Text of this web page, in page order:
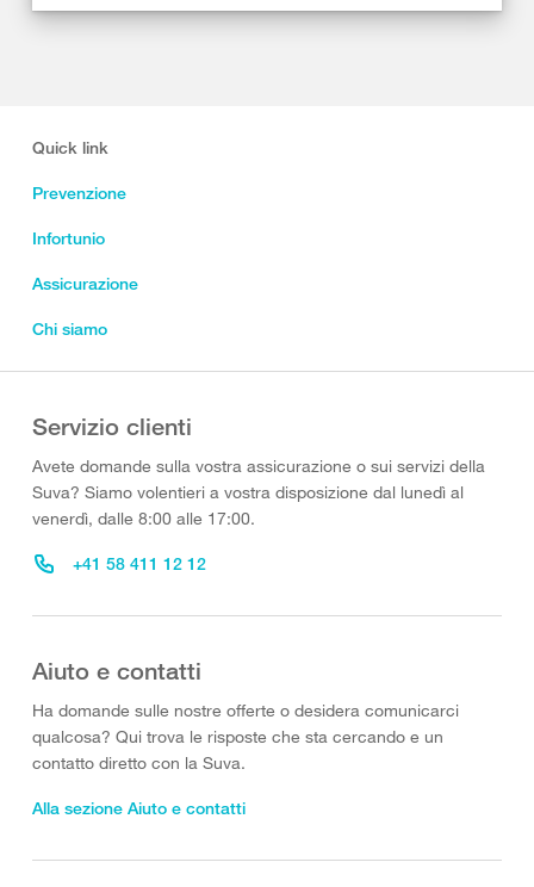
Quick link
Prevenzione
Infortunio
Assicurazione
Chi siamo
Servizio clienti
Avete domande sulla vostra assicurazione o sui servizi della
Suva? Siamo volentieri a vostra disposizione dal lunedì al
venerdì, dalle 8:00 alle 17:00.
+41 58 411 12 12
Aiuto e contatti
Ha domande sulle nostre offerte o desidera comunicarci
qualcosa? Qui trova le risposte che sta cercando e un
contatto diretto con la Suva.
Alla sezione Aiuto e contatti